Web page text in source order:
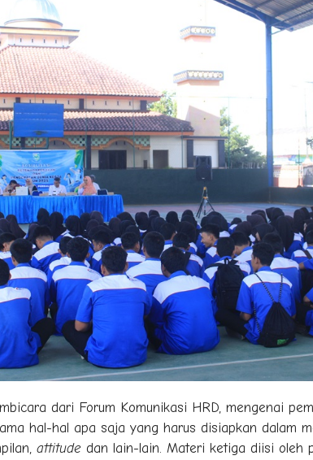
dari Forum Komunikasi HRD, mengenai
hal-hal apa saja yang harus disiapkan dalam
attitude dan lain-lain. Materi ketiga diisi oleh